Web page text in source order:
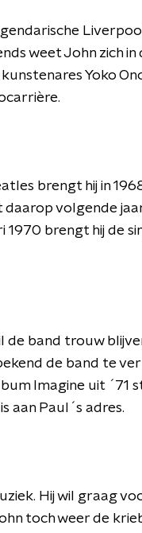
weet John zich in
Yoko
brengt hij in
daarop volgende
brengt hij de
de band trouw
de band te
Imagine uit ´71
aan Paul´s adres.
Hij wil graag
toch weer de